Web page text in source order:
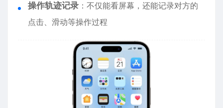
操作轨迹记录 ：不仅能看屏幕，还能记录对方的
点击、滑动等操作过程